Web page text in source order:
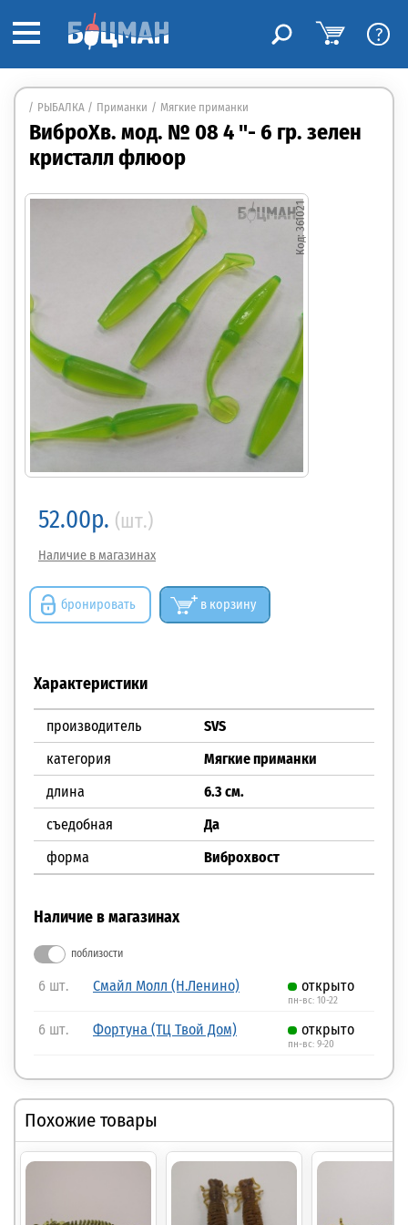
?
РЫБАЛКА Приманки Мягкие приманки
ВиброХв. мод. № 08 4 "- 6 гр. зелен
кристалл флюор
361021
52.00р. (шт.)
Наличие в магазинах
бронировать в корзину
Характеристики
производитель
SVS
категория
Мягкие приманки
длина
6.3 см.
съедобная
Да
форма
Виброхвост
Наличие в магазинах
поблизости
6 шт. Смайл Молл (Н.Ленино) открыто
пн-вс: 10-22
6 шт. Фортуна (ТЦ Твой Дом) открыто
пн-вс: 9-20
Похожие товары